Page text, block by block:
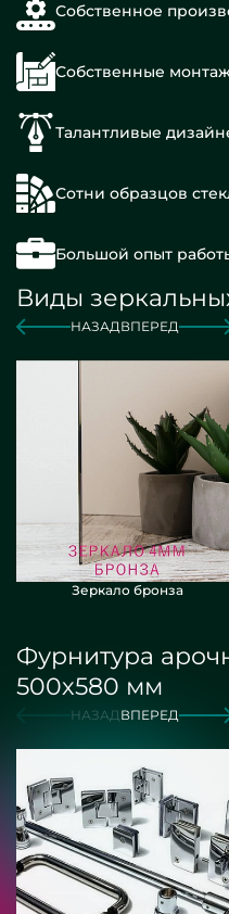
Собственное
Собственные
Талантливые
Сотни образцов
Большой опыт
Виды
НАЗАДВПЕРЕД
Зеркало бронза
Фурнитура
500х580 мм
НАЗАДВПЕРЕД